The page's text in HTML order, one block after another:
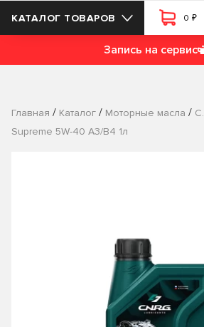
КАТАЛОГ ТОВАРОВ 0 ₽
Запись на сервис
Главная / Каталог / Моторные масла /
Supreme 5W-40 A3/B4 1л